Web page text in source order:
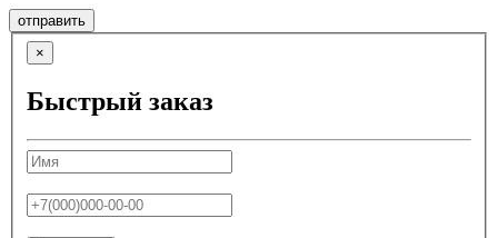
отправить
×
Быстрый заказ